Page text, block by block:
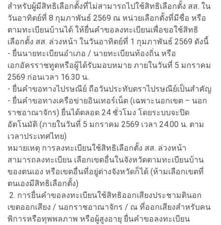
สำหรับผู้มีสิทธิเลือกตั้งที่ไม่สามารถไปใช้สิทธิเลือกตั้ง สส. ใน
วันอาทิตย์ที่ 8 กุมภาพันธ์ 2569 ณ หน่วยเลือกตั้งที่มีชื่อ หรือ
ตามทะเบียนบ้านได้ ให้ยื่นคำขอลงทะเบียนเพื่อขอใช้สิทธิ
เลือกตั้ง สส. ล่วงหน้า ในวันอาทิตย์ที่ 1 กุมภาพันธ์ 2569 ดังนี้
- ยื่นนายทะเบียนอำเภอ / นายทะเบียนท้องถิ่น หรือ
เอกอัครราชทูตหรือผู้ได้รับมอบหมาย ภายในวันที่ 5 มกราคม
2569 ก่อนเวลา 16.30 น.
- ยื่นคำขอทางไปรษณีย์ ถือวันประทับตราไปรษณีย์เป็นสำคัญ
- ยื่นคำขอทางเครือข่ายอินเทอร์เน็ต (เฉพาะนอกเขต – นอก
ราชอาณาจักร) ยื่นได้ตลอด 24 ชั่วโมง โดยระบบจะปิด
อัตโนมัติ (ภายในวันที่ 5 มกราคม 2569 เวลา 24.00 น. ตาม
เวลาประเทศไทย)
หมายเหตุ การลงทะเบียนใช้สิทธิเลือกตั้ง สส. ล่วงหน้า
สามารถลงทะเบียน เลือกเขตอื่นในจังหวัดตามทะเบียนบ้าน
ของตนเอง หรือเขตอื่นที่อยู่ต่างจังหวัดก็ได้ (ห้ามเลือกเขตที่
ตนเองมีสิทธิเลือกตั้ง)
2. การยื่นคำขอลงทะเบียนใช้สิทธิออกเสียงประชามตินอก
เขตออกเสียง / นอกราชอาณาจักร / ณ ที่ออกเสียงสำหรับคน
พิการหรือทุพพลภาพ หรือผู้สูงอายุ ยื่นคำขอลงทะเบียน